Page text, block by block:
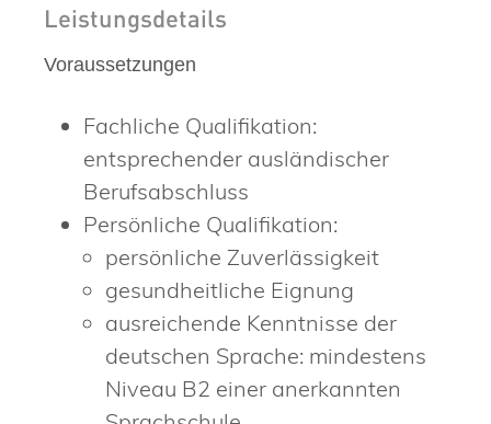
Leistungsdetails
Voraussetzungen
Fachliche Qualifikation:
entsprechender ausländischer
Berufsabschluss
Persönliche Qualifikation:
persönliche Zuverlässigkeit
gesundheitliche Eignung
ausreichende Kenntnisse der
deutschen Sprache: mindestens
Niveau B2 einer anerkannten